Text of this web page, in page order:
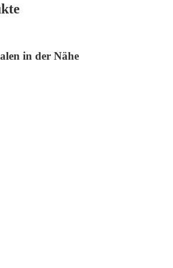
in der Nähe